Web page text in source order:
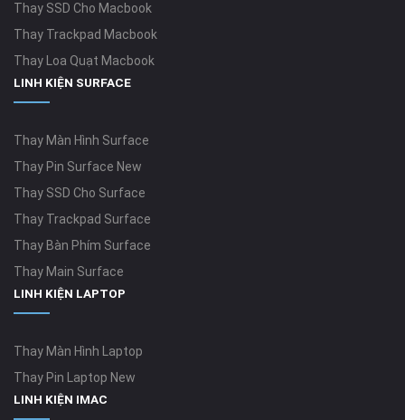
Thay SSD Cho Macbook
Thay Trackpad Macbook
Thay Loa Quạt Macbook
LINH KIỆN SURFACE
Thay Màn Hình Surface
Thay Pin Surface New
Thay SSD Cho Surface
Thay Trackpad Surface
Thay Bàn Phím Surface
Thay Main Surface
LINH KIỆN LAPTOP
Thay Màn Hình Laptop
Thay Pin Laptop New
LINH KIỆN IMAC